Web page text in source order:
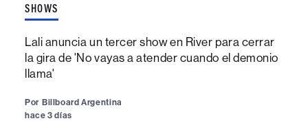
SHOWS
Lali anuncia un tercer show en River para cerrar
la gira de 'No vayas a atender cuando el demonio
llama'
Por Billboard Argentina
hace 3 días